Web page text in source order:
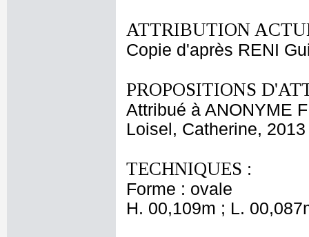
ATTRIBUTION
Copie d'après RENI
PROPOSITIONS
Attribué à ANONYME
Loisel, Catherine, 2013
TECHNIQUES :
Forme : ovale
H. 00,109m ; L.